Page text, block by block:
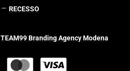
– RECESSO
TEAM99 Branding Agency Modena